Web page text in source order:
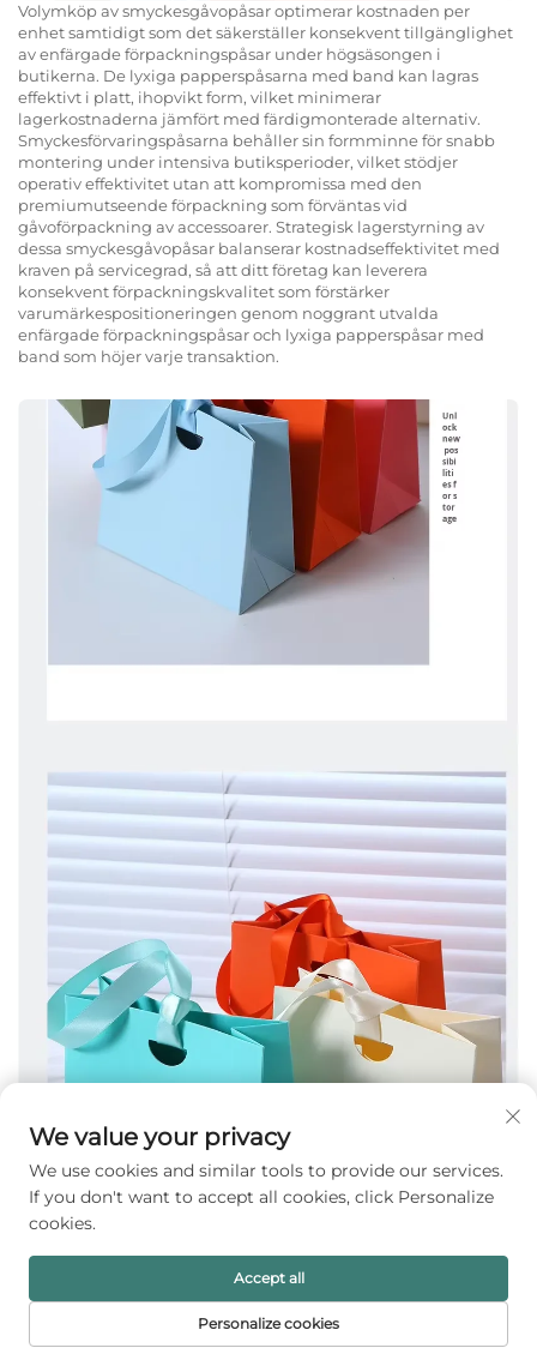
Volymköp av smyckesgåvopåsar optimerar kostnaden per
enhet samtidigt som det säkerställer konsekvent tillgänglighet
av enfärgade förpackningspåsar under högsäsongen i
butikerna. De lyxiga papperspåsarna med band kan lagras
effektivt i platt, ihopvikt form, vilket minimerar
lagerkostnaderna jämfört med färdigmonterade alternativ.
Smyckesförvaringspåsarna behåller sin formminne för snabb
montering under intensiva butiksperioder, vilket stödjer
operativ effektivitet utan att kompromissa med den
premiumutseende förpackning som förväntas vid
gåvoförpackning av accessoarer. Strategisk lagerstyrning av
dessa smyckesgåvopåsar balanserar kostnadseffektivitet med
kraven på servicegrad, så att ditt företag kan leverera
konsekvent förpackningskvalitet som förstärker
varumärkespositioneringen genom noggrant utvalda
enfärgade förpackningspåsar och lyxiga papperspåsar med
band som höjer varje transaktion.
We value your privacy
We use cookies and similar tools to provide our services.
If you don't want to accept all cookies, click Personalize
cookies.
Personalize cookies
Accept all